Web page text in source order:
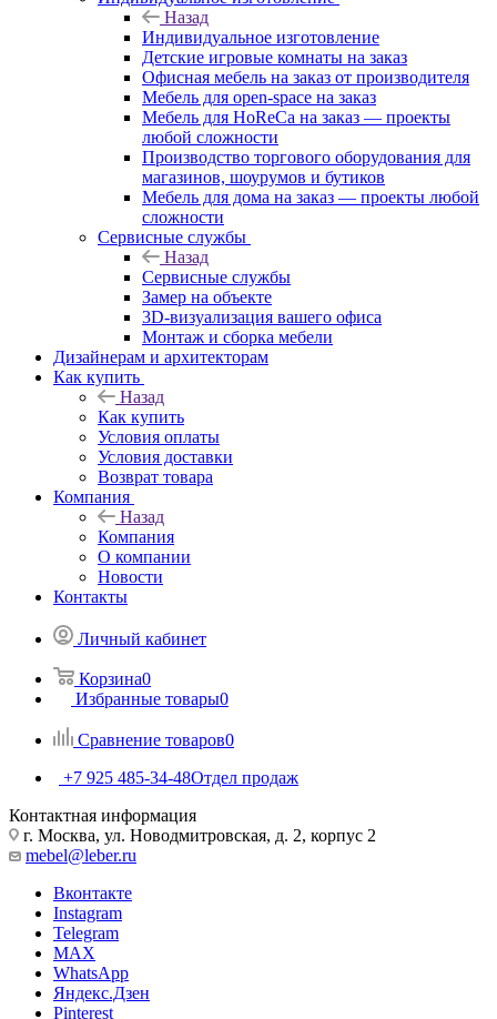
Назад
Индивидуальное изготовление
Детские игровые комнаты на заказ
Офисная мебель на заказ от производителя
Мебель для open-space на заказ
Мебель для HoReCa на заказ — проекты
любой сложности
Производство торгового оборудования для
магазинов, шоурумов и бутиков
Мебель для дома на заказ — проекты любой
сложности
Сервисные службы
Назад
Сервисные службы
Замер на объекте
3D-визуализация вашего офиса
Монтаж и сборка мебели
Дизайнерам и архитекторам
Как купить
Назад
Как купить
Условия оплаты
Условия доставки
Возврат товара
Компания
Назад
Компания
О компании
Новости
Контакты
Личный кабинет
Корзина0
Избранные товары0
Сравнение товаров0
+7 925 485-34-48Отдел продаж
Контактная информация
г. Москва, ул. Новодмитровская, д. 2, корпус 2
mebel@leber.ru
Вконтакте
Instagram
Telegram
MAX
WhatsApp
Яндекс.Дзен
Pinterest